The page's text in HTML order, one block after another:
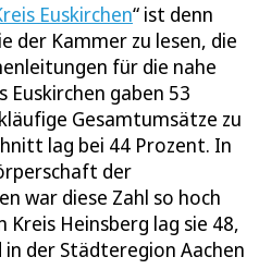
Euskirchen“ ist denn
der Kammer zu lesen, die
für die nahe
gaben 53
Gesamtumsätze zu
lag bei 44 Prozent. In
der
war diese Zahl so hoch
Kreis Heinsberg lag sie 48,
der Städteregion Aachen